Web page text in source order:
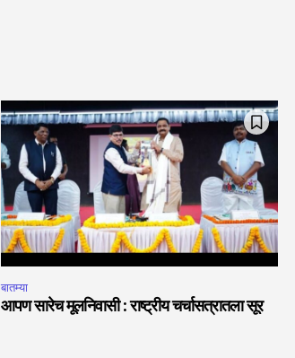
बातम्या
आपण सारेच मूलनिवासी : राष्ट्रीय चर्चासत्रातला सूर